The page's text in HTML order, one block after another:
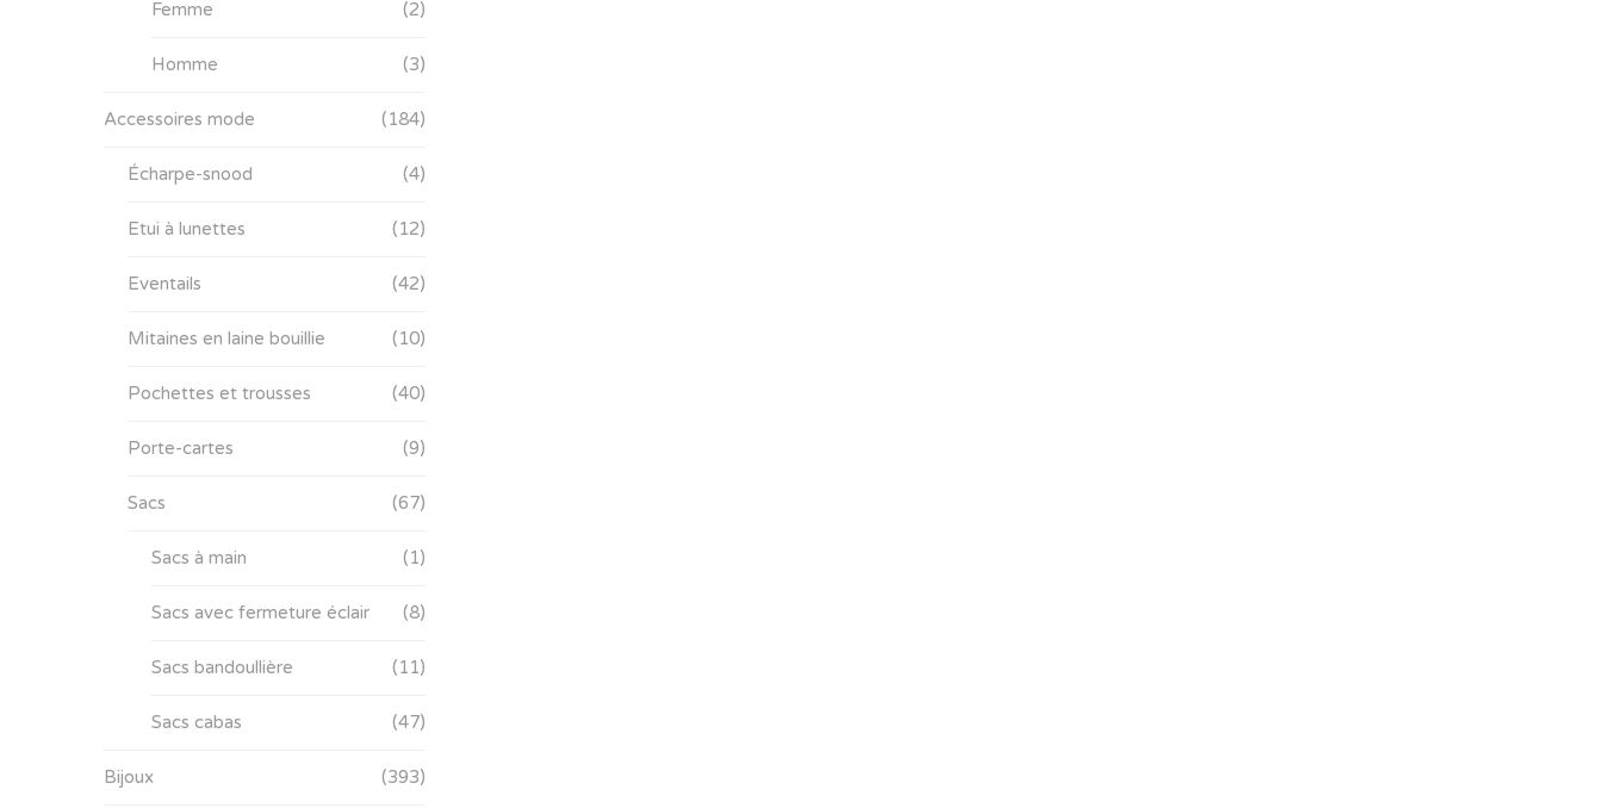
Femme (2)
Homme (3)
Accessoires mode (184)
Écharpe-snood (4)
Etui à lunettes (12)
Eventails (42)
Mitaines en laine bouillie (10)
Pochettes et trousses (40)
Porte-cartes (9)
Sacs (67)
Sacs à main (1)
Sacs avec fermeture éclair (8)
Sacs bandoullière (11)
Sacs cabas (47)
Bijoux (393)